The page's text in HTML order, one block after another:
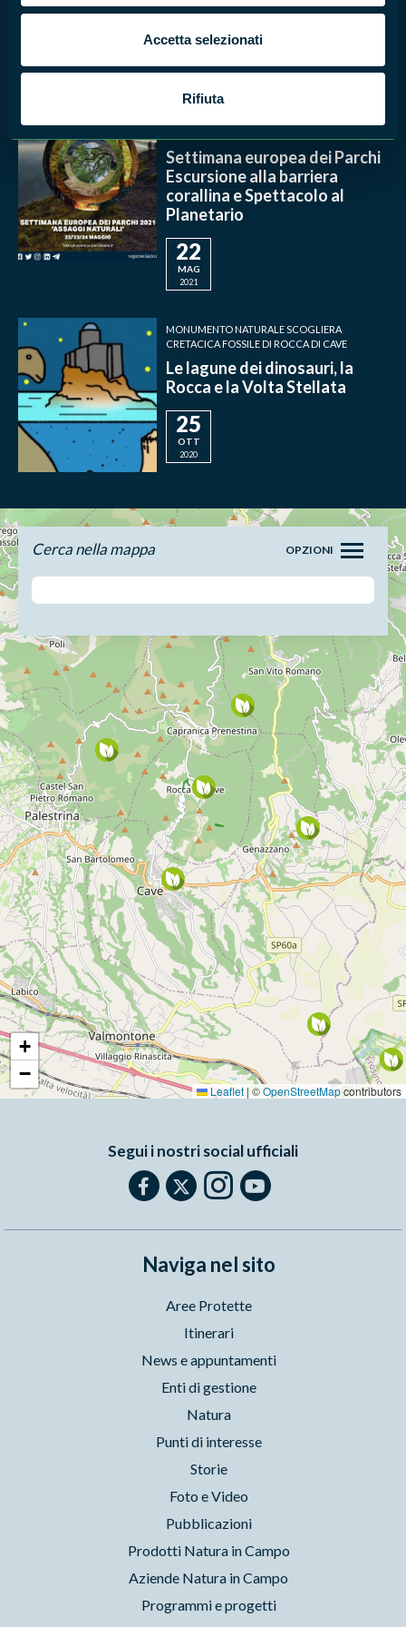
Accetta selezionati
Rifiuta
12
2021
Settimana europea dei Parchi
Escursione alla barriera
corallina e Spettacolo al
Planetario
22
MAG
2021
MONUMENTO NATURALE SCOGLIERA
CRETACICA FOSSILE DI ROCCA DI CAVE
Le lagune dei dinosauri, la
Rocca e la Volta Stellata
25
OTT
2020
+
−
Leaflet | ©OpenStreetMapcontributors
Cerca nella mappa OPZIONI
Segui i nostri social ufficiali
Naviga nel sito
Aree Protette
Itinerari
News e appuntamenti
Enti di gestione
Natura
Punti di interesse
Storie
Foto e Video
Pubblicazioni
Prodotti Natura in Campo
Aziende Natura in Campo
Programmi e progetti